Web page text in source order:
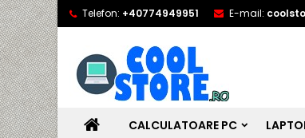
Telefon: +40774949951 E-mail:
CALCULATOARE PC